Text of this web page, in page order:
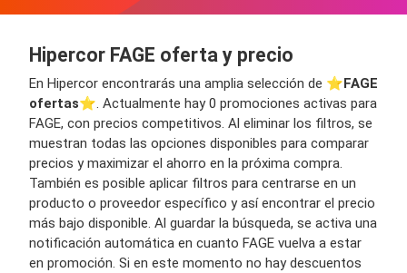
Hipercor FAGE oferta y precio
En Hipercor encontrarás una amplia selección de ⭐️FAGE
ofertas⭐️. Actualmente hay 0 promociones activas para
FAGE, con precios competitivos. Al eliminar los filtros, se
muestran todas las opciones disponibles para comparar
precios y maximizar el ahorro en la próxima compra.
También es posible aplicar filtros para centrarse en un
producto o proveedor específico y así encontrar el precio
más bajo disponible. Al guardar la búsqueda, se activa una
notificación automática en cuanto FAGE vuelva a estar
en promoción. Si en este momento no hay descuentos